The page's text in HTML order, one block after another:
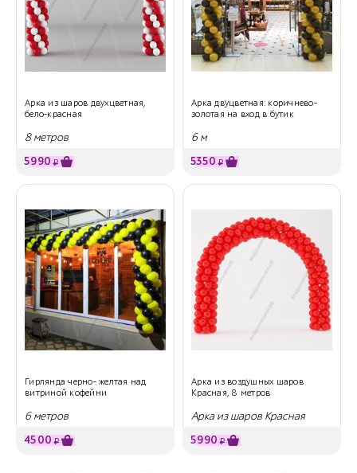
Арка из шаров двухцветная,
бело-красная
8 метров
5990 ₽
Арка двуцветная: коричнево-
золотая на вход в бутик
6 м
5350 ₽
Гирлянда черно- желтая над
витриной кофейни
6 метров
4500 ₽
Арка из воздушных шаров
Красная, 8 метров
Арка из шаров Красная
5990 ₽